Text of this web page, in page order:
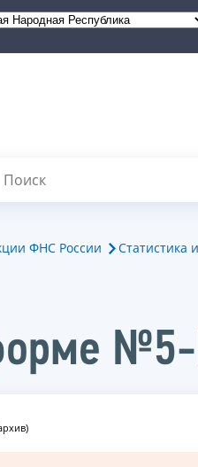
ФНС России Статистика